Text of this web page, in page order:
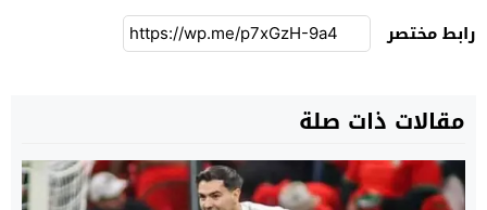
رابط مختصر
مقالات ذات صلة